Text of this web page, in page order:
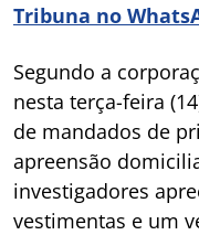
Tribuna no
Segundo a
nesta terça-feira
de mandados de
apreensão
investigadores
vestimentas e um